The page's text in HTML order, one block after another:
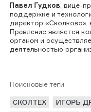
Павел Гудков , вице-
поддержке и
директор «Сколково»,
Правление является
органом и
деятельностью
Поисковые теги
СКОЛТЕХ
ИГОРЬ